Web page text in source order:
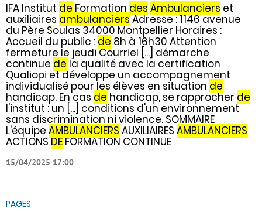
IFA Institut de Formation des Ambulanciers et
auxiliaires ambulanciersAdresse : 1146 avenue
du Père Soulas 34000 Montpellier Horaires :
Accueil du public : de 8h à 16h30 Attention
fermeture le jeudi Courriel [...] démarche
continue de la qualité avec la certification
Qualiopi et développe un accompagnement
individualisé pour les élèves en situation de
handicap. En cas de handicap, se rapprocher de
l'institut : un [...] conditions d'un environnement
sans discrimination ni violence. SOMMAIRE
L'équipe AMBULANCIERS AUXILIAIRES AMBULANCIERS
ACTIONSDEFORMATION CONTINUE
15/04/2025 17:00
PAGES